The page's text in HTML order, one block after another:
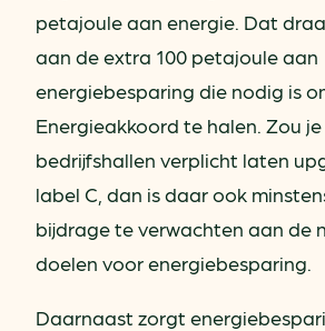
petajoule aan energie. Dat
aan de extra 100 petajoule aan
energiebesparing die nodig is
Energieakkoord te halen. Zou
bedrijfshallen verplicht laten
label C, dan is daar ook
bijdrage te verwachten aan de
doelen voor energiebesparing.
Daarnaast zorgt